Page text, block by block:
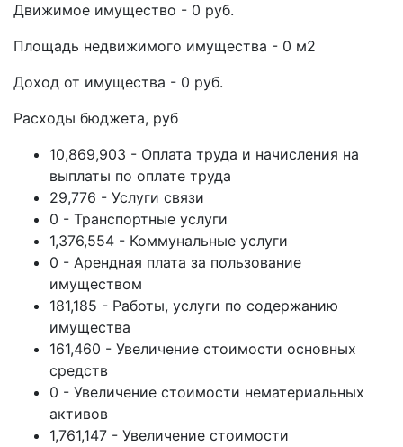
Движимое имущество - 0 руб.
Площадь недвижимого имущества - 0 м2
Доход от имущества - 0 руб.
Расходы бюджета, руб
10,869,903 - Оплата труда и начисления на
выплаты по оплате труда
29,776 - Услуги связи
0 - Транспортные услуги
1,376,554 - Коммунальные услуги
0 - Арендная плата за пользование
имуществом
181,185 - Работы, услуги по содержанию
имущества
161,460 - Увеличение стоимости основных
средств
0 - Увеличение стоимости нематериальных
активов
1,761,147 - Увеличение стоимости